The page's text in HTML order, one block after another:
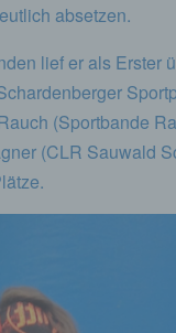
absetzen.
lief er als Erster
(Sportbande
(CLR Sauwald